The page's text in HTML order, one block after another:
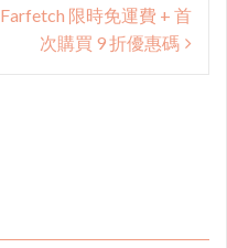
Farfetch 限時免運費 + 首
次購買 9 折優惠碼